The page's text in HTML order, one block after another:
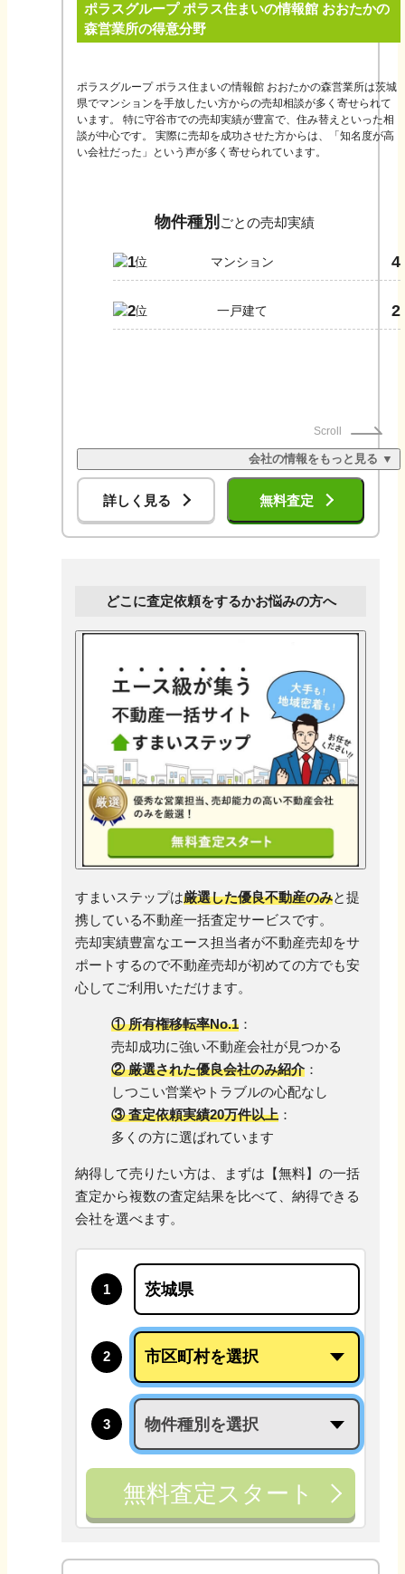
力を尽くしています。お住まいのことなら何でもお気軽にご相談
ください。
ポラスグループ ポラス住まいの情報館 おおたかの
森営業所の得意分野
ポラスグループ ポラス住まいの情報館 おおたかの森営業所は茨城
県でマンションを手放したい方からの売却相談が多く寄せられて
います。 特に守谷市での売却実績が豊富で、住み替えといった相
談が中心です。 実際に売却を成功させた方からは、「知名度が高
い会社だった」という声が多く寄せられています。
物件種別 ごとの売却実績
1 マンション 4
2 一戸建て 2
Scroll
会社の情報をもっと見る ▼
詳しく見る 無料査定
どこに査定依頼をするかお悩みの方へ
すまいステップは厳選した優良不動産のみと提
携している不動産一括査定サービスです。
売却実績豊富なエース担当者が不動産売却をサ
ポートするので不動産売却が初めての方でも安
心してご利用いただけます。
① 所有権移転率No.1 ：
売却成功に強い不動産会社が見つかる
② 厳選された優良会社のみ紹介 ：
しつこい営業やトラブルの心配なし
③ 査定依頼実績20万件以上 ：
多くの方に選ばれています
納得して売りたい方は、まずは【無料】の一括
査定から複数の査定結果を比べて、納得できる
会社を選べます。
1
2
3
無料査定スタート